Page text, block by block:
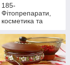
185-
Фітопрепарати,
косметика та